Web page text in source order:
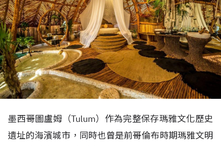
墨西哥圖盧姆（Tulum）作為完整保存瑪雅文化歷史
遺址的海濱城市，同時也曾是前哥倫布時期瑪雅文明